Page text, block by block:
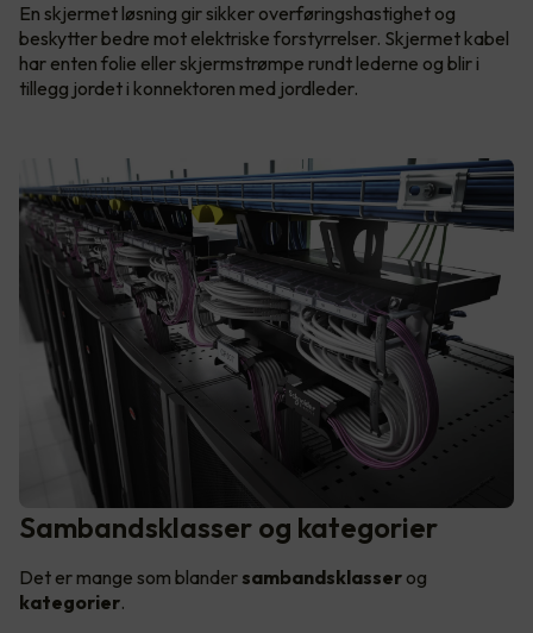
En skjermet løsning gir sikker overføringshastighet og
beskytter bedre mot elektriske forstyrrelser. Skjermet kabel
har enten folie eller skjermstrømpe rundt lederne og blir i
tillegg jordet i konnektoren med jordleder.
Sambandsklasser og kategorier
Det er mange som blander sambandsklasser og
kategorier.